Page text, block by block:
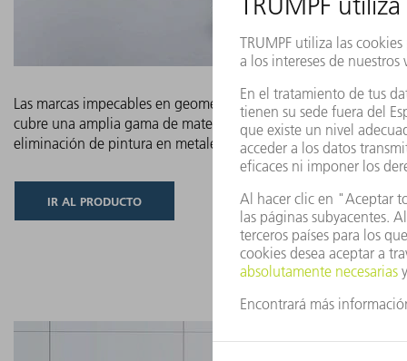
Las marcas impecables en geometrías complejas son la
cubre una amplia gama de materiales: desde las marcas más
eliminación de pintura en metales, con la máxima estabilidad
IR AL PRODUCTO